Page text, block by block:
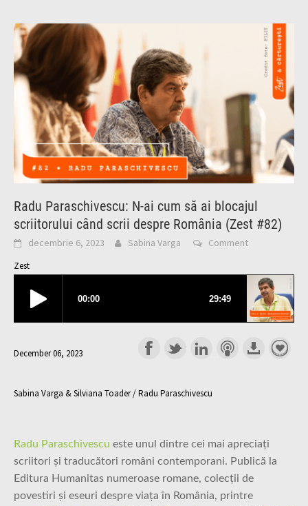
Radu Paraschivescu: N-ai cum să ai blocajul
scriitorului când scrii despre România (Zest #82)
decembrie 6, 2023 Sabina Varga Comment
Zest
December 06, 2023
Sabina Varga & Silviana Toader / Radu Paraschivescu
Radu Paraschivescu este unul dintre cei mai apreciați
scriitori și traducători români contemporani. Publică la
Editura Humanitas numeroase romane, colecții de
povestiri și eseuri despre viața în România, printre